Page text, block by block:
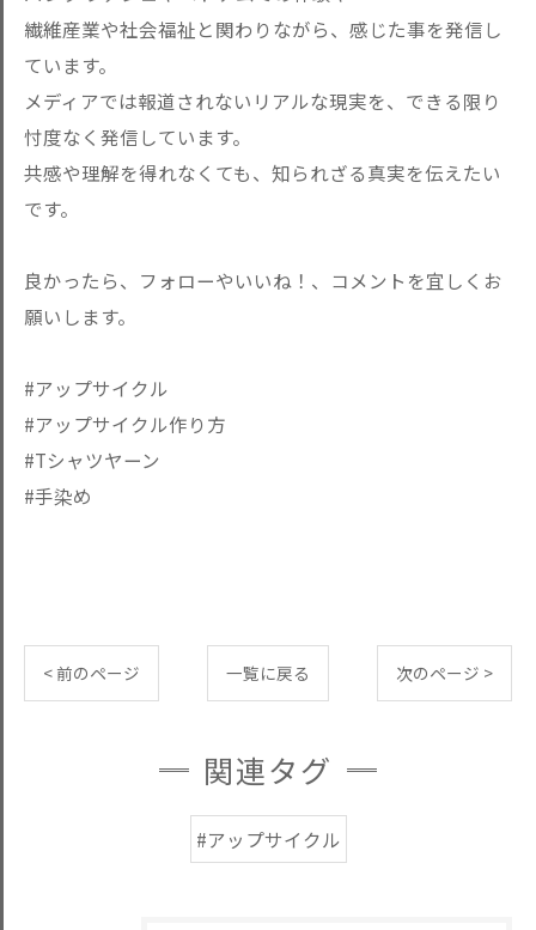
繊維産業や社会福祉と関わりながら、感じた事を発信し
ています。
メディアでは報道されないリアルな現実を、できる限り
忖度なく発信しています。
共感や理解を得れなくても、知られざる真実を伝えたい
です。
良かったら、フォローやいいね！、コメントを宜しくお
願いします。
#アップサイクル
#アップサイクル作り方
#Tシャツヤーン
#手染め
< 前のページ 一覧に戻る 次のページ >
関連タグ
#アップサイクル